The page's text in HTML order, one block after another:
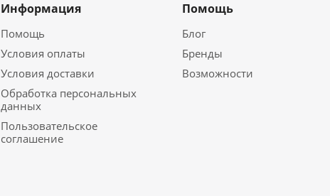
Информация
Помощь
Условия оплаты
Условия доставки
Обработка персональных
данных
Пользовательское
соглашение
Помощь
Блог
Бренды
Возможности